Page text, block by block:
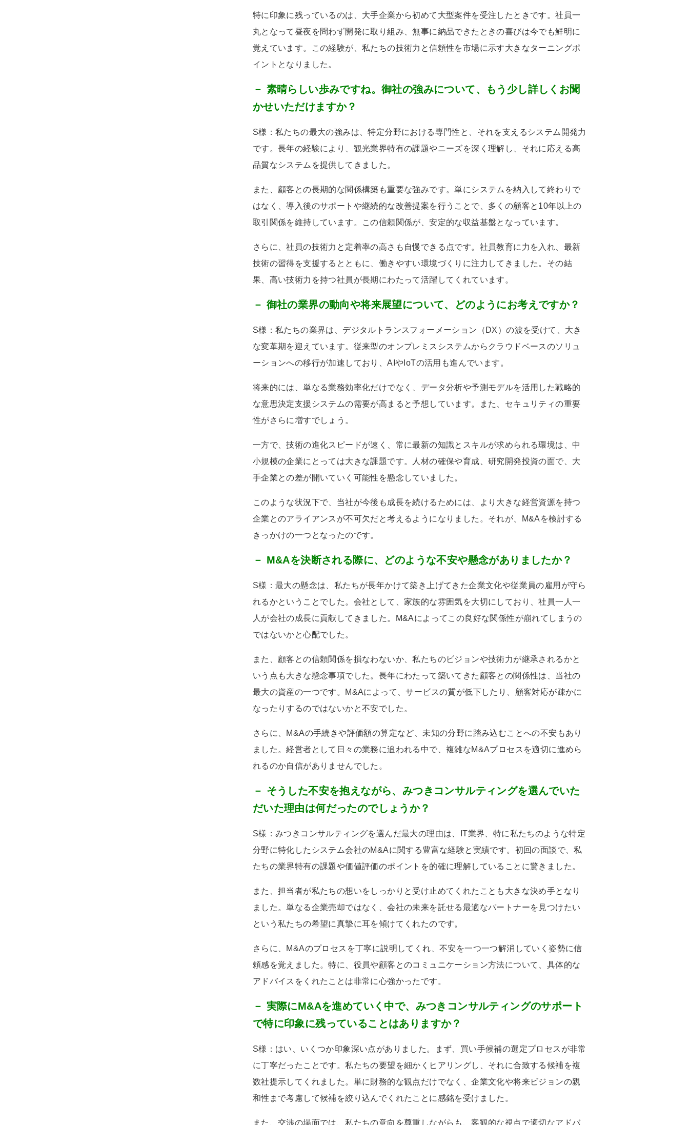
特に印象に残っているのは、大手企業から初めて大型案件を受注したときです。社員一
丸となって昼夜を問わず開発に取り組み、無事に納品できたときの喜びは今でも鮮明に
覚えています。この経験が、私たちの技術力と信頼性を市場に示す大きなターニングポ
イントとなりました。
－ 素晴らしい歩みですね。御社の強みについて、もう少し詳しくお聞
かせいただけますか？
S様：私たちの最大の強みは、特定分野における専門性と、それを支えるシステム開発力
です。長年の経験により、観光業界特有の課題やニーズを深く理解し、それに応える高
品質なシステムを提供してきました。
また、顧客との長期的な関係構築も重要な強みです。単にシステムを納入して終わりで
はなく、導入後のサポートや継続的な改善提案を行うことで、多くの顧客と 10年以上の
取引関係を維持しています。この信頼関係が、安定的な収益基盤となっています。
さらに、社員の技術力と定着率の高さも自慢できる点です。社員教育に力を入れ、最新
技術の習得を支援するとともに、働きやすい環境づくりに注力してきました。その結
果、高い技術力を持つ社員が長期にわたって活躍してくれています。
－ 御社の業界の動向や将来展望について、どのようにお考えですか？
S様：私たちの業界は、デジタルトランスフォーメーション（ DX ）の波を受けて、大き
な変革期を迎えています。従来型のオンプレミスシステムからクラウドベースのソリュ
ーションへの移行が加速しており、AIや IoTの活用も進んでいます。
将来的には、単なる業務効率化だけでなく、データ分析や予測モデルを活用した戦略的
な意思決定支援システムの需要が高まると予想しています。また、セキュリティの重要
性がさらに増すでしょう。
一方で、技術の進化スピードが速く、常に最新の知識とスキルが求められる環境は、中
小規模の企業にとっては大きな課題です。人材の確保や育成、研究開発投資の面で、大
手企業との差が開いていく可能性を懸念していました。
このような状況下で、当社が今後も成長を続けるためには、より大きな経営資源を持つ
企業とのアライアンスが不可欠だと考えるようになりました。それが、
M&Aを検討する
きっかけの一つとなったのです。
－ M&Aを決断される際に、どのような不安や懸念がありましたか？
S様：最大の懸念は、私たちが長年かけて築き上げてきた企業文化や従業員の雇用が守ら
れるかということでした。会社として、家族的な雰囲気を大切にしており、社員一人一
人が会社の成長に貢献してきました。
M&Aによってこの良好な関係性が崩れてしまうの
ではないかと心配でした。
また、顧客との信頼関係を損なわないか、私たちのビジョンや技術力が継承されるかと
いう点も大きな懸念事項でした。長年にわたって築いてきた顧客との関係性は、当社の
最大の資産の一つです。
M&Aによって、サービスの質が低下したり、顧客対応が疎かに
なったりするのではないかと不安でした。
さらに、 M&Aの手続きや評価額の算定など、未知の分野に踏み込むことへの不安もあり
ました。経営者として日々の業務に追われる中で、複雑なM&Aプロセスを適切に進めら
れるのか自信がありませんでした。
－ そうした不安を抱えながら、みつきコンサルティングを選んでいた
だいた理由は何だったのでしょうか？
S様：みつきコンサルティングを選んだ最大の理由は、 IT業界、特に私たちのような特定
分野に特化したシステム会社のM&Aに関する豊富な経験と実績です。初回の面談で、私
たちの業界特有の課題や価値評価のポイントを的確に理解していることに驚きました。
また、担当者が私たちの想いをしっかりと受け止めてくれたことも大きな決め手となり
ました。単なる企業売却ではなく、会社の未来を託せる最適なパートナーを見つけたい
という私たちの希望に真摯に耳を傾けてくれたのです。
さらに、 M&Aのプロセスを丁寧に説明してくれ、不安を一つ一つ解消していく姿勢に信
頼感を覚えました。特に、役員や顧客とのコミュニケーション方法について、具体的な
アドバイスをくれたことは非常に心強かったです。
－ 実際にM&Aを進めていく中で、みつきコンサルティングのサポート
で特に印象に残っていることはありますか？
S様：はい、いくつか印象深い点がありました。まず、買い手候補の選定プロセスが非常
に丁寧だったことです。私たちの要望を細かくヒアリングし、それに合致する候補を複
数社提示してくれました。単に財務的な観点だけでなく、企業文化や将来ビジョンの親
和性まで考慮して候補を絞り込んでくれたことに感銘を受けました。
また、交渉の場面では、私たちの意向を尊重しながらも、客観的な視点で適切なアドバ